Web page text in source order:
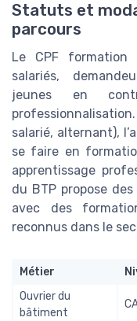
Statuts et
parcours
Le CPF formation
salariés,
jeunes en
salarié, alternant),
se faire en
apprentissage
du BTP propose
avec des
reconnus dans le
Métier
Ouvrier du
bâtiment